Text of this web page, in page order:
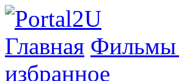
Главная Фильмы
избранное